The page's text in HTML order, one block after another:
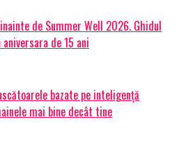
de Summer Well 2026. Ghidul
de 15 ani
bazate pe inteligență
mai bine decât tine